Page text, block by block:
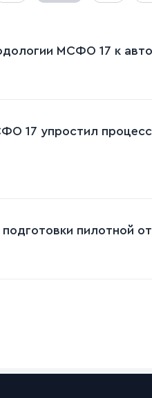
МСФО 17 к
17 упростил
пилотной